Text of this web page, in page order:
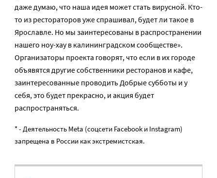
даже думаю, что наша идея может стать вирусной. Кто-
то из рестораторов уже спрашивал, будет ли такое в
Ярославле. Но мы заинтересованы в распространении
нашего ноу-хау в калининградском сообществе».
Организаторы проекта говорят, что если в их городе
объявятся другие собственники ресторанов и кафе,
заинтересованные проводить Добрые субботы и у
себя, это будет прекрасно, и акция будет
распространяться.
* - Деятельность Meta (соцсети Facebook и Instagram)
запрещена в России как экстремистская.